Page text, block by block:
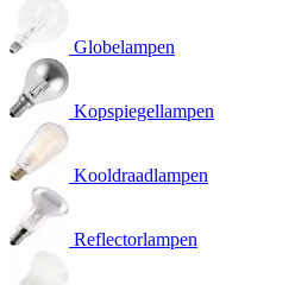
Globelampen
Kopspiegellampen
Kooldraadlampen
Reflectorlampen